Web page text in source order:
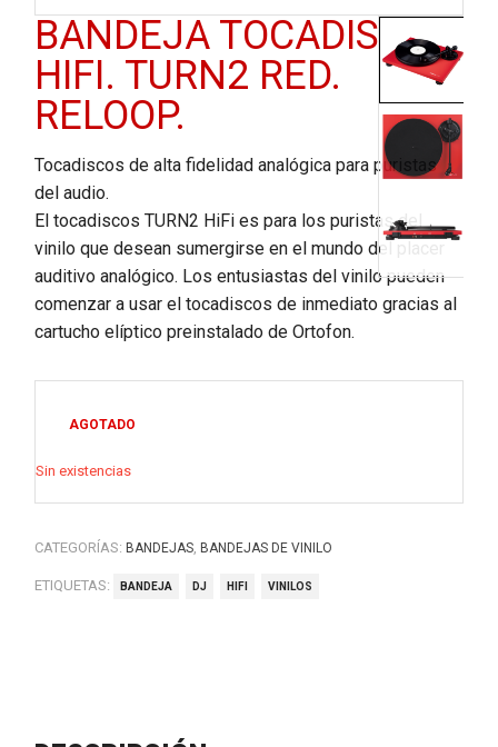
BANDEJA TOCADISCOS
HIFI. TURN2 RED.
RELOOP.
Tocadiscos de alta fidelidad analógica para puristas
del audio.
El tocadiscos TURN2 HiFi es para los puristas del
vinilo que desean sumergirse en el mundo del placer
auditivo analógico. Los entusiastas del vinilo pueden
comenzar a usar el tocadiscos de inmediato gracias al
cartucho elíptico preinstalado de Ortofon.
AGOTADO
Sin existencias
CATEGORÍAS: BANDEJAS, BANDEJAS DE VINILO
ETIQUETAS: BANDEJA DJ HIFI VINILOS